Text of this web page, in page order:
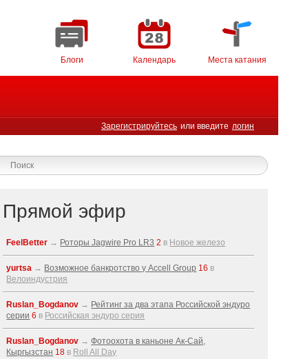
Блоги Календарь Места катания
Зарегистрируйтесь или введите логин
Прямой эфир
FeelBetter → Роторы Jagwire Pro LR3 2 в Новое железо
yurtsa → Возможное банкротство у Accell Group 16 в
Велоиндустрия
Ruslan_Bogdanov → Рейтинг за два этапа Российской эндуро
серии 6 в Российская эндуро серия
Ruslan_Bogdanov →Фотоохота в каньоне Ак-Cай,
Кыргызстан 18 в Roll All Day